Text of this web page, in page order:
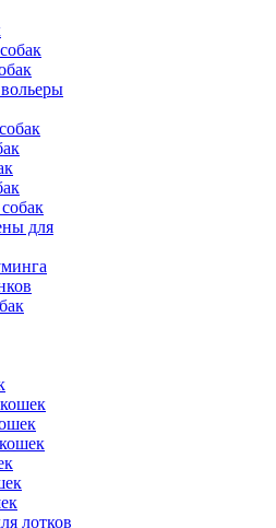
для
лотков